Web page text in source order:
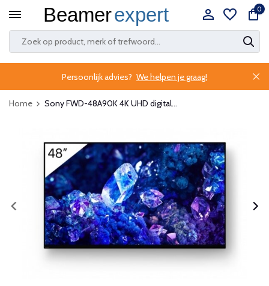
0
Persoonlijk advies? We helpen je graag!
Home Sony FWD-48A90K 4K UHD digital...